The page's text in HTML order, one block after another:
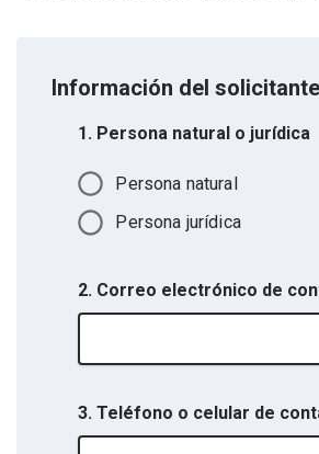
Información del solicitante
1. Persona natural o jurídica
Persona natural
Persona jurídica
2. Correo electrónico de
3. Teléfono o celular de